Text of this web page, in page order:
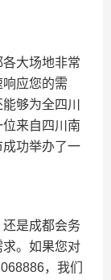
大场地非常
应您的需
够为全四川
来自四川南
功举办了一
是成都会务
。如果您对
，我们